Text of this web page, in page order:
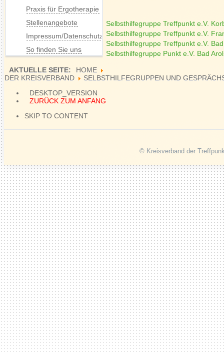
Selbsthilfegruppe Treffpunkt e.V.
Selbsthilfegruppe Treffpunkt e.V.
Selbsthilfegruppe Treffpunkt e.V.
Selbsthilfegruppe Punkt e.V. Bad
Praxis für Ergotherapie
Stellenangebote
Impressum/Datenschutz
So finden Sie uns
AKTUELLE SEITE:
HOME
DER KREISVERBAND
SELBSTHILFEGRUPPEN UND
DESKTOP_VERSION
ZURÜCK ZUM ANFANG
SKIP TO CONTENT
© Kreisverband der